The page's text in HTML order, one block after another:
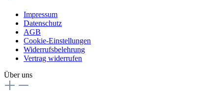
Impressum
Datenschutz
AGB
Cookie-Einstellungen
Widerrufsbelehrung
Vertrag widerrufen
Über uns